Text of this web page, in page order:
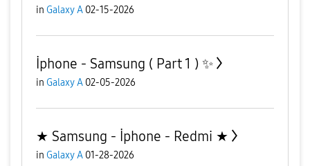
in Galaxy A 02-15-2026
İphone - Samsung ( Part 1 ) ✨️
in Galaxy A 02-05-2026
★ Samsung - İphone - Redmi ★
in Galaxy A 01-28-2026